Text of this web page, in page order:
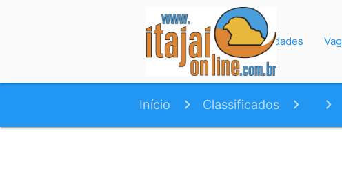
Início Variedades
Início Classificados